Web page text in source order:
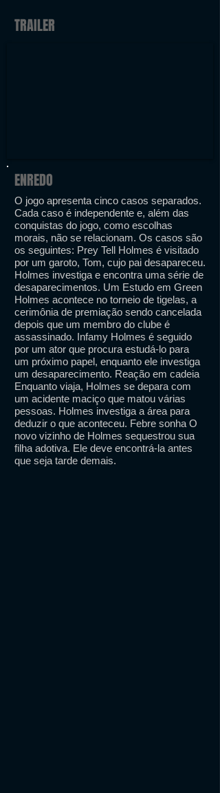
TRAILER
ENREDO
O jogo apresenta cinco casos separados.
Cada caso é independente e, além das
conquistas do jogo, como escolhas
morais, não se relacionam. Os casos são
os seguintes: Prey Tell Holmes é visitado
por um garoto, Tom, cujo pai desapareceu.
Holmes investiga e encontra uma série de
desaparecimentos. Um Estudo em Green
Holmes acontece no torneio de tigelas, a
cerimônia de premiação sendo cancelada
depois que um membro do clube é
assassinado. Infamy Holmes é seguido
por um ator que procura estudá-lo para
um próximo papel, enquanto ele investiga
um desaparecimento. Reação em cadeia
Enquanto viaja, Holmes se depara com
um acidente maciço que matou várias
pessoas. Holmes investiga a área para
deduzir o que aconteceu. Febre sonha O
novo vizinho de Holmes sequestrou sua
filha adotiva. Ele deve encontrá-la antes
que seja tarde demais.